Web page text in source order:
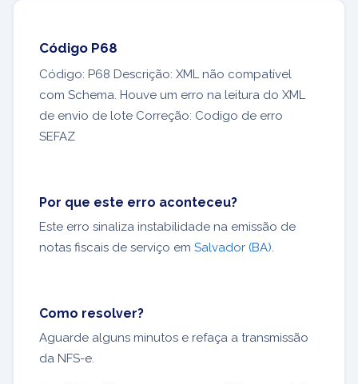
Código P68
Código: P68 Descrição: XML não compatível
com Schema. Houve um erro na leitura do XML
de envio de lote Correção: Codigo de erro
SEFAZ
Por que este erro aconteceu?
Este erro sinaliza instabilidade na emissão de
notas fiscais de serviço em Salvador (BA).
Como resolver?
Aguarde alguns minutos e refaça a transmissão
da NFS-e.